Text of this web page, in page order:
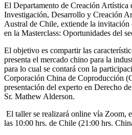
El Departamento de Creación Artística
Investigación, Desarrollo y Creación
Austral de Chile, extiende la
en la Masterclass: Oportunidades del
El objetivo es compartir las
presenta el mercado chino para la
para lo cual se contará con la
Corporación China de Coproducción
presentación del experto en Derecho
Sr. Mathew Alderson.
El taller se realizará online vía Zoom,
las 10:00 hrs. de Chile (21:00 hrs.